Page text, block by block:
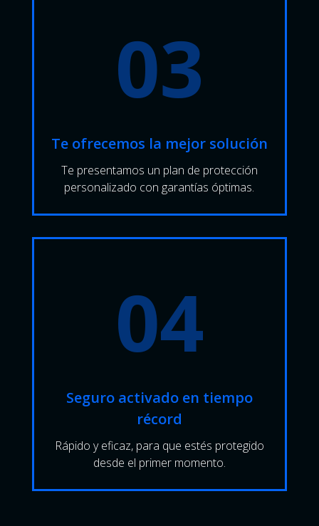
03
Te ofrecemos la mejor solución
Te presentamos un plan de protección
personalizado con garantías óptimas.
04
Seguro activado en tiempo
récord
Rápido y eficaz, para que estés protegido
desde el primer momento.